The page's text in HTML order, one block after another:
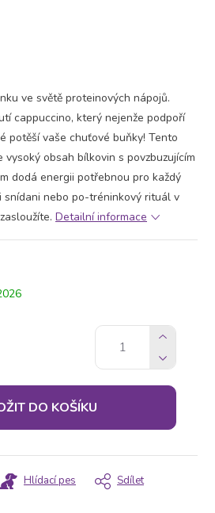
ve světě proteinových nápojů.
cappuccino, který nejenže podpoří
potěší vaše chuťové buňky! Tento
obsah bílkovin s povzbuzujícím
dodá energii potřebnou pro každý
snídani nebo po-tréninkový rituál v
Detailní informace
DO KOŠÍKU
Hlídací pes Sdílet